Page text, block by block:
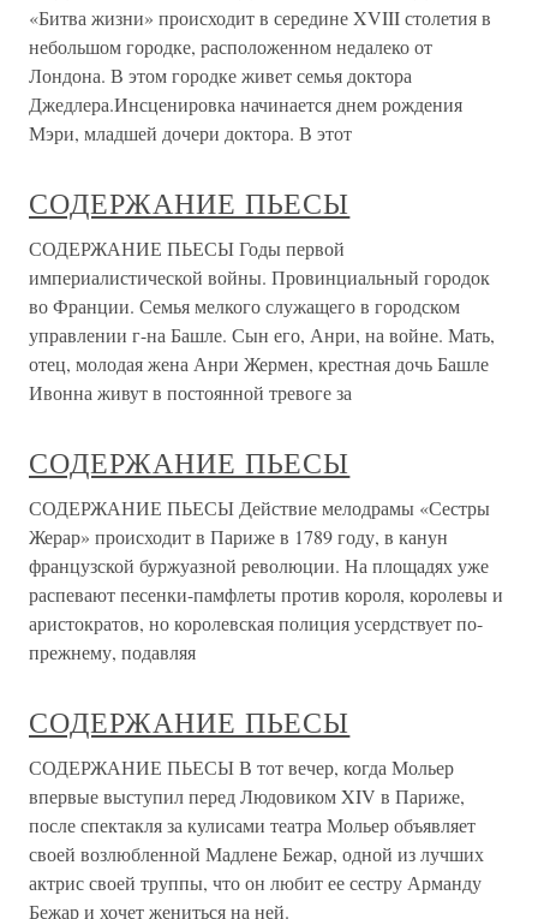
«Битва жизни» происходит в середине XVIII столетия в
небольшом городке, расположенном недалеко от
Лондона. В этом городке живет семья доктора
Джедлера.Инсценировка начинается днем рождения
Мэри, младшей дочери доктора. В этот
СОДЕРЖАНИЕ ПЬЕСЫ
СОДЕРЖАНИЕ ПЬЕСЫ Годы первой
империалистической войны. Провинциальный городок
во Франции. Семья мелкого служащего в городском
управлении г-на Башле. Сын его, Анри, на войне. Мать,
отец, молодая жена Анри Жермен, крестная дочь Башле
Ивонна живут в постоянной тревоге за
СОДЕРЖАНИЕ ПЬЕСЫ
СОДЕРЖАНИЕ ПЬЕСЫ Действие мелодрамы «Сестры
Жерар» происходит в Париже в 1789 году, в канун
французской буржуазной революции. На площадях уже
распевают песенки-памфлеты против короля, королевы и
аристократов, но королевская полиция усердствует по-
прежнему, подавляя
СОДЕРЖАНИЕ ПЬЕСЫ
СОДЕРЖАНИЕ ПЬЕСЫ В тот вечер, когда Мольер
впервые выступил перед Людовиком XIV в Париже,
после спектакля за кулисами театра Мольер объявляет
своей возлюбленной Мадлене Бежар, одной из лучших
актрис своей труппы, что он любит ее сестру Арманду
Бежар и хочет жениться на ней.